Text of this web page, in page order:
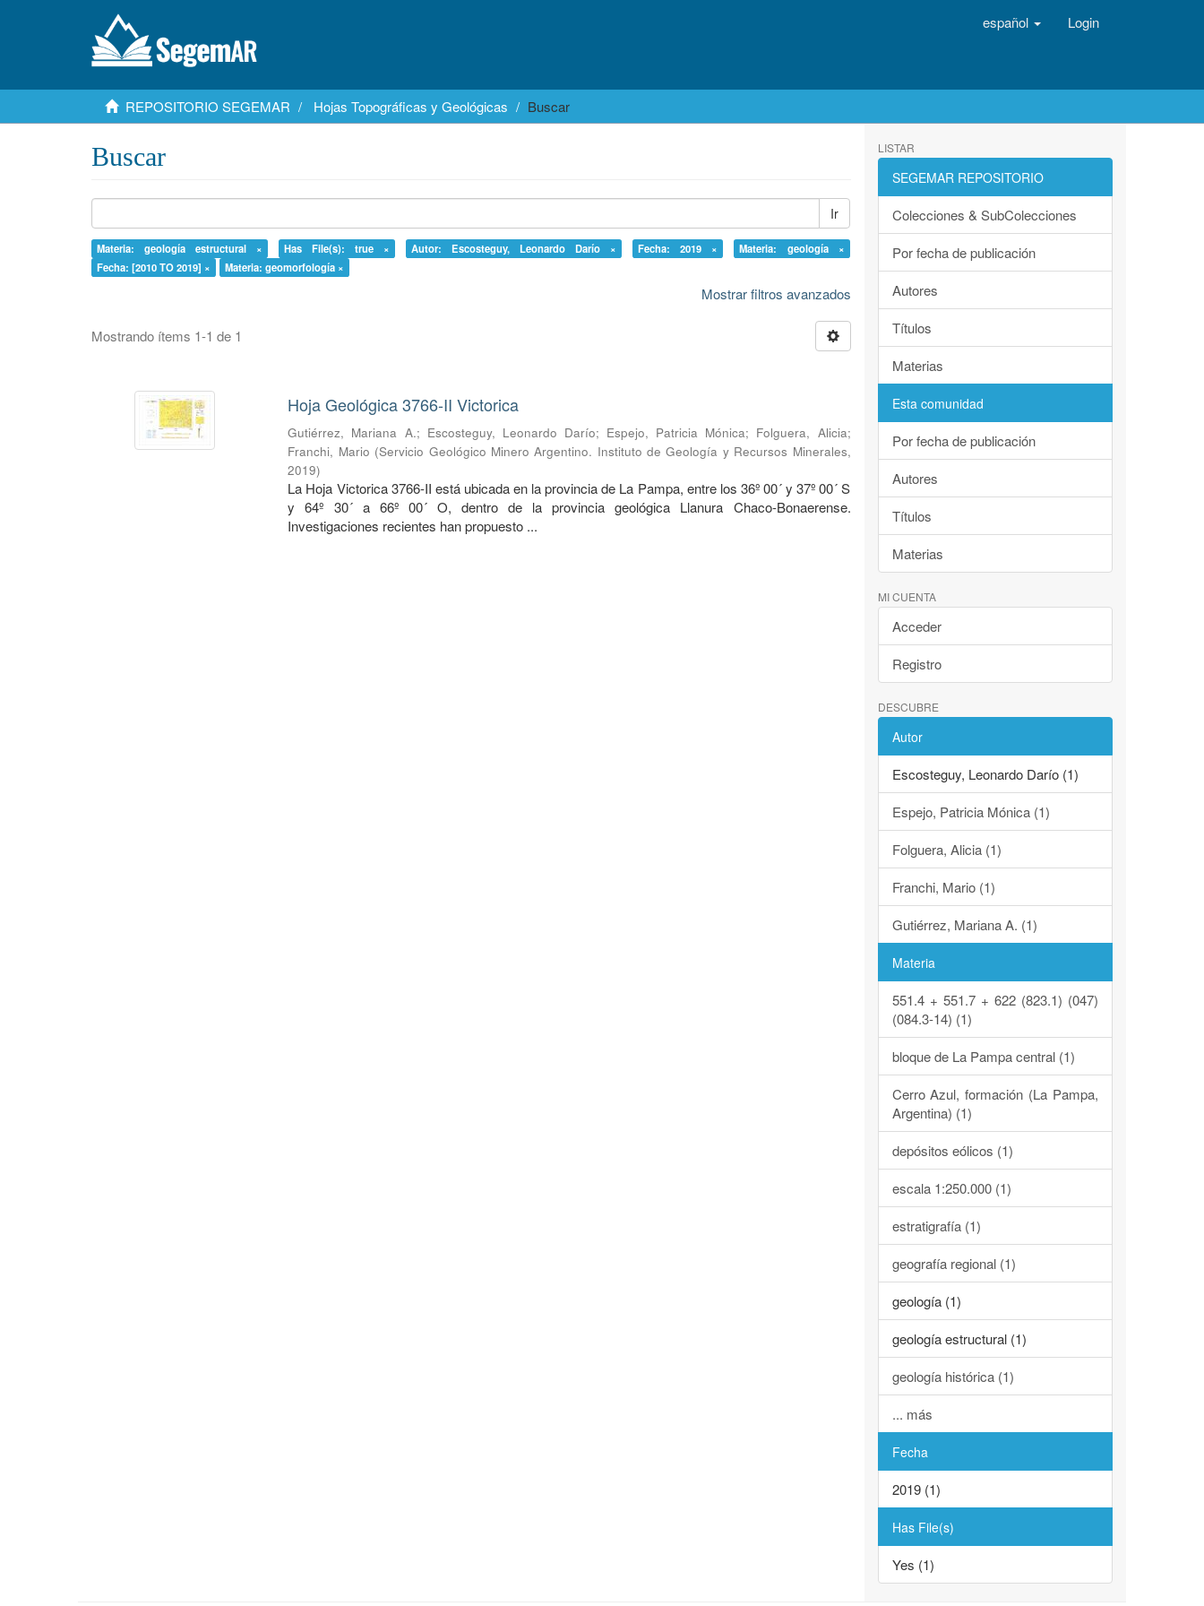
español Login
REPOSITORIO SEGEMAR Hojas Topográficas y Geológicas Buscar
Buscar
Ir
Materia: geología estructural × Has File(s): true × Autor: Escosteguy, Leonardo Darío × Fecha: 2019 ×
Materia: geología ×
Fecha: [2010 TO 2019] ×
Materia: geomorfología ×
Mostrar filtros avanzados
Mostrando ítems 1-1 de 1
Hoja Geológica 3766-II Victorica
Gutiérrez, Mariana A.; Escosteguy, Leonardo Darío; Espejo, Patricia Mónica; Folguera, Alicia;
Franchi, Mario (Servicio Geológico Minero Argentino. Instituto de Geología y Recursos Minerales,
2019)
La Hoja Victorica 3766-II está ubicada en la provincia de La Pampa, entre los 36º 00´ y 37º 00´ S
y 64º 30´ a 66º 00´ O, dentro de la provincia geológica Llanura Chaco-Bonaerense.
Investigaciones recientes han propuesto ...
LISTAR
SEGEMAR REPOSITORIO
Colecciones & SubColecciones
Por fecha de publicación
Autores
Títulos
Materias
Esta comunidad
Por fecha de publicación
Autores
Títulos
Materias
MI CUENTA
Acceder
Registro
DESCUBRE
Autor
Escosteguy, Leonardo Darío (1)
Espejo, Patricia Mónica (1)
Folguera, Alicia (1)
Franchi, Mario (1)
Gutiérrez, Mariana A. (1)
Materia
551.4 + 551.7 + 622 (823.1) (047)
(084.3-14) (1)
bloque de La Pampa central (1)
Cerro Azul, formación (La Pampa,
Argentina) (1)
depósitos eólicos (1)
escala 1:250.000 (1)
estratigrafía (1)
geografía regional (1)
geología (1)
geología estructural (1)
geología histórica (1)
... más
Fecha
2019 (1)
Has File(s)
Yes (1)